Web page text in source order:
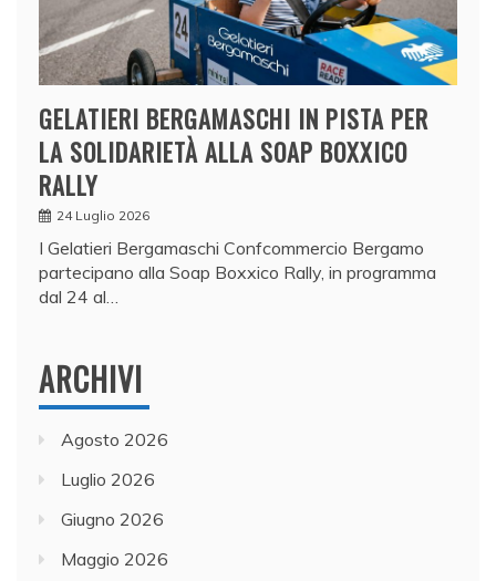
GELATIERI BERGAMASCHI IN PISTA PER
LA SOLIDARIETÀ ALLA SOAP BOXXICO
RALLY
24 Luglio 2026
I Gelatieri Bergamaschi Confcommercio Bergamo
partecipano alla Soap Boxxico Rally, in programma
dal 24 al…
ARCHIVI
Agosto 2026
Luglio 2026
Giugno 2026
Maggio 2026